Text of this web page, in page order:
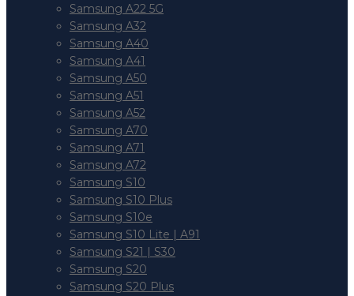
Samsung A22 5G
Samsung A32
Samsung A40
Samsung A41
Samsung A50
Samsung A51
Samsung A52
Samsung A70
Samsung A71
Samsung A72
Samsung S10
Samsung S10 Plus
Samsung S10e
Samsung S10 Lite | A91
Samsung S21 | S30
Samsung S20
Samsung S20 Plus